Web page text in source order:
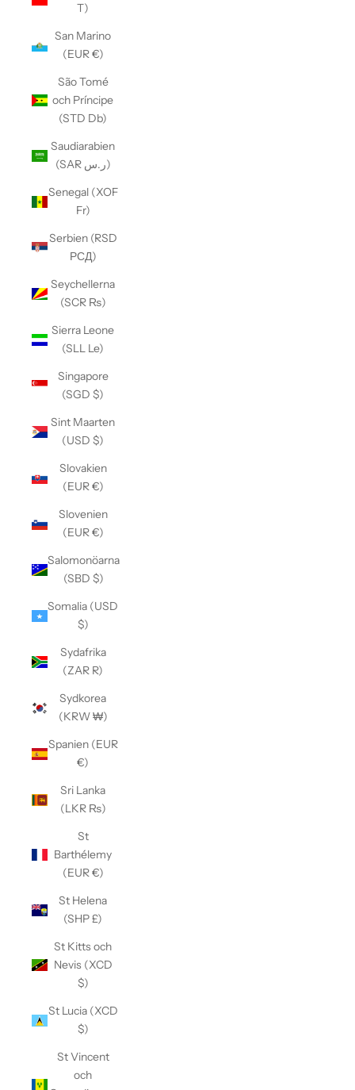
T)
San Marino
(EUR €)
São Tomé
och Príncipe
(STD Db)
Saudiarabien
(SAR ر.س)
Senegal (XOF
Fr)
Serbien (RSD
РСД)
Seychellerna
(SCR ₨)
Sierra Leone
(SLL Le)
Singapore
(SGD $)
Sint Maarten
(USD $)
Slovakien
(EUR €)
Slovenien
(EUR €)
Salomonöarna
(SBD $)
Somalia (USD
$)
Sydafrika
(ZAR R)
Sydkorea
(KRW ₩)
Spanien (EUR
€)
Sri Lanka
(LKR ₨)
St
Barthélemy
(EUR €)
St Helena
(SHP £)
St Kitts och
Nevis (XCD
$)
St Lucia (XCD
$)
St Vincent
och